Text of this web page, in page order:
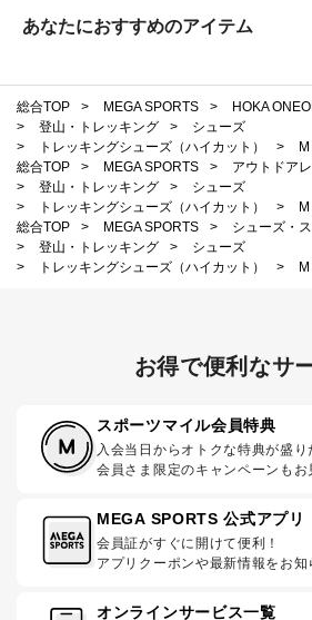
あなたにおすすめのアイテム
総合TOP > MEGA SPORTS >
HOKA
>
登山・トレッキング >
シューズ
>
トレッキングシューズ（ハイカット） >
総合TOP
> MEGA SPORTS >
アウトドア
>
登山・トレッキング >
シューズ
>
トレッキングシューズ（ハイカット） >
総合TOP
> MEGA SPORTS >
シューズ・
>
登山・トレッキング >
シューズ
>
トレッキングシューズ（ハイカット） >
お得で便利なサ
スポーツマイル会員特典
入会当日からオトクな特典が盛り
会員さま限定のキャンペーンもお
MEGA SPORTS 公式アプリ
会員証がすぐに開けて便利！
アプリクーポンや最新情報をお知
オンラインサービス一覧